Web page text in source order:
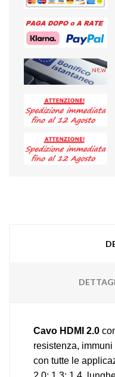
Cavo HDMI 2.0
resistenza,
con tutte le